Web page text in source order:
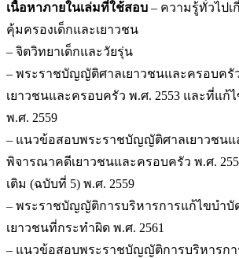
เนื้อหาภายในเล่มที่ใช้สอบ – ความรู้ทั่วไป
คุ้มครองเด็กและเยาวชน
– จิตวิทยาเด็กและวัยรุ่น
– พระราชบัญญัติศาลเยาวชนและครอบค
เยาวชนและครอบครัว พ.ศ. 2553 และที่แก้
พ.ศ. 2559
– แนวข้อสอบพระราชบัญญัติศาลเยาวชนแ
พิจารณาคดีเยาวชนและครอบครัว พ.ศ.
เติม (ฉบับที่ 5) พ.ศ. 2559
– พระราชบัญญัติการบริหารการแก้ไขบำบั
เยาวชนที่กระทำผิด พ.ศ. 2561
– แนวข้อสอบพระราชบัญญัติการบริหารก